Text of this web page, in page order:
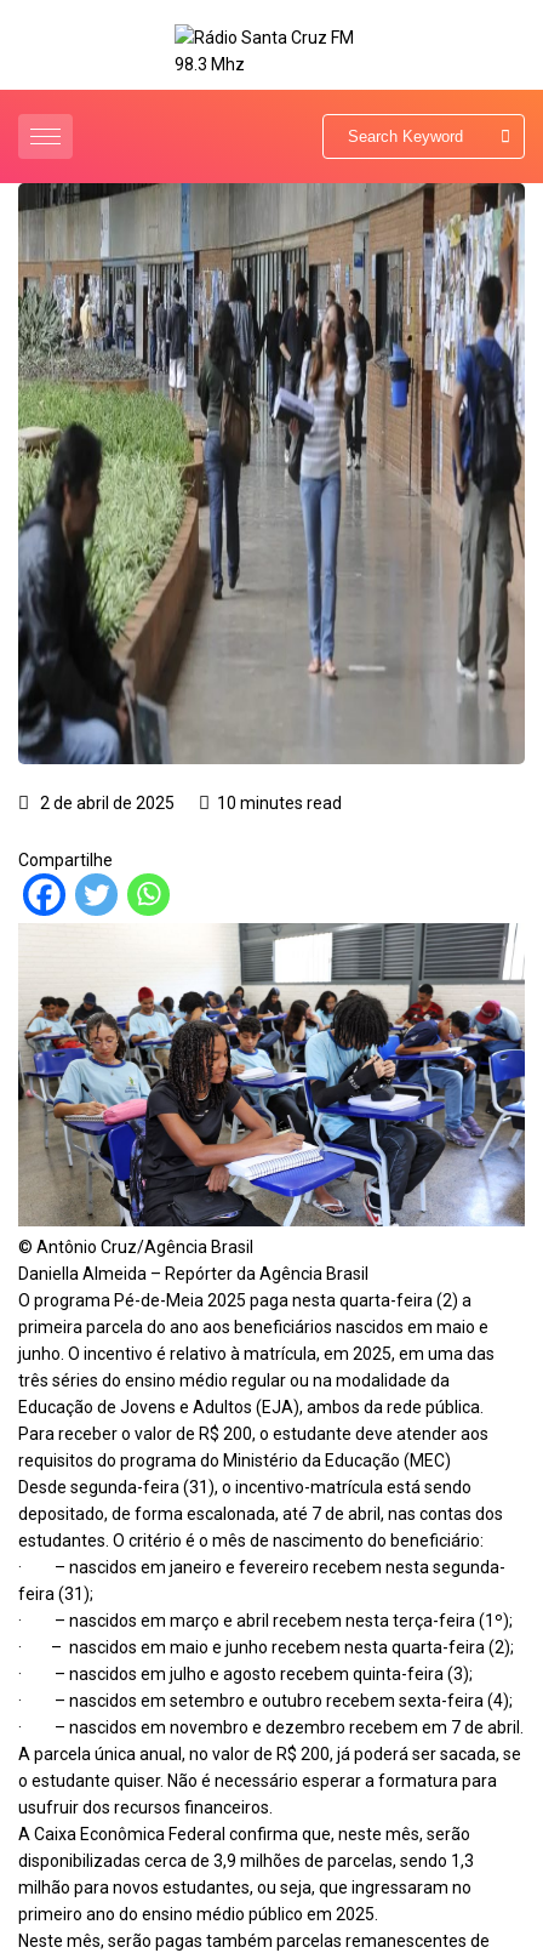
2 de abril de 2025 10 minutes read
Compartilhe
© Antônio Cruz/Agência Brasil
Daniella Almeida – Repórter da Agência Brasil
O programa Pé-de-Meia 2025 paga nesta quarta-feira (2) a
primeira parcela do ano aos beneficiários nascidos em maio e
junho. O incentivo é relativo à matrícula, em 2025, em uma das
três séries do ensino médio regular ou na modalidade da
Educação de Jovens e Adultos (EJA), ambos da rede pública.
Para receber o valor de R$ 200, o estudante deve atender aos
requisitos do programa do Ministério da Educação (MEC)
Desde segunda-feira (31), o incentivo-matrícula está sendo
depositado, de forma escalonada, até 7 de abril, nas contas dos
estudantes. O critério é o mês de nascimento do beneficiário:
· – nascidos em janeiro e fevereiro recebem nesta segunda-
feira (31);
· – nascidos em março e abril recebem nesta terça-feira (1º);
· – nascidos em maio e junho recebem nesta quarta-feira (2);
· – nascidos em julho e agosto recebem quinta-feira (3);
· – nascidos em setembro e outubro recebem sexta-feira (4);
· – nascidos em novembro e dezembro recebem em 7 de abril.
A parcela única anual, no valor de R$ 200, já poderá ser sacada, se
o estudante quiser. Não é necessário esperar a formatura para
usufruir dos recursos financeiros.
A Caixa Econômica Federal confirma que, neste mês, serão
disponibilizadas cerca de 3,9 milhões de parcelas, sendo 1,3
milhão para novos estudantes, ou seja, que ingressaram no
primeiro ano do ensino médio público em 2025.
Neste mês, serão pagas também parcelas remanescentes de